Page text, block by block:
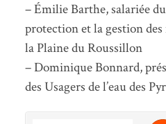
– Émilie Barthe, salariée
protection et la gestion
la Plaine du Roussillon
– Dominique Bonnard,
des Usagers de l’eau des